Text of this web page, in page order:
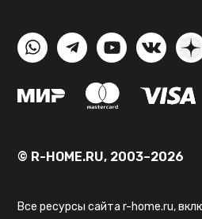
© R-HOME.RU, 2003–2026
Все ресурсы сайта r-home.ru,